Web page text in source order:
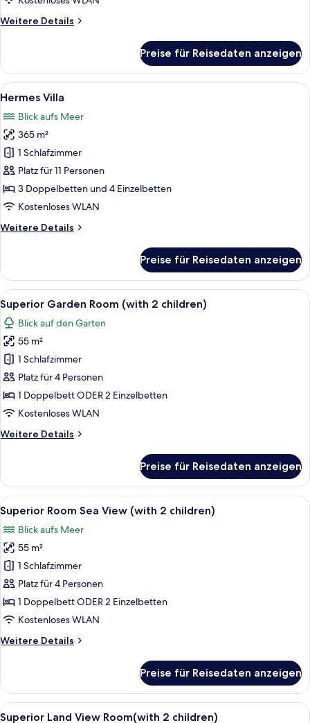
Weitere Details
Weitere
Suite
Preise für Reisedaten anzeigen
Alle
Fotos
für
Hermes
Villa
anzeigen
Ein modernes Wohnzimmer mit
12
Hermes Villa
Blick aufs Meer
365 m²
1 Schlafzimmer
Platz für 11 Personen
3 Doppelbetten und 4 Einzelbetten
Kostenloses WLAN
Weitere Details
Weitere
Villa
Preise für Reisedaten anzeigen
Alle
Fotos
für
Superior
Garden
Room
(with
2
anzeigen
Ein modernes Hotelzimmer mit
3
Superior Garden Room (with 2 children)
Blick auf den Garten
55 m²
1 Schlafzimmer
Platz für 4 Personen
1 Doppelbett ODER 2 Einzelbetten
Kostenloses WLAN
Weitere Details
Weitere
Garden
Room
(with
children)
Preise für Reisedaten anzeigen
Alle
Fotos
für
Superior
Room
Sea
View
(with
children)
Kostenlose Minibar, Zimmersafe,
3
Superior Room Sea View (with 2 children)
Blick aufs Meer
55 m²
1 Schlafzimmer
Platz für 4 Personen
1 Doppelbett ODER 2 Einzelbetten
Kostenloses WLAN
Weitere Details
Weitere
Room
Sea
View
Preise für Reisedaten anzeigen
Alle
Superior Land View Room(with 2
3
Superior Land View Room(with 2 children)